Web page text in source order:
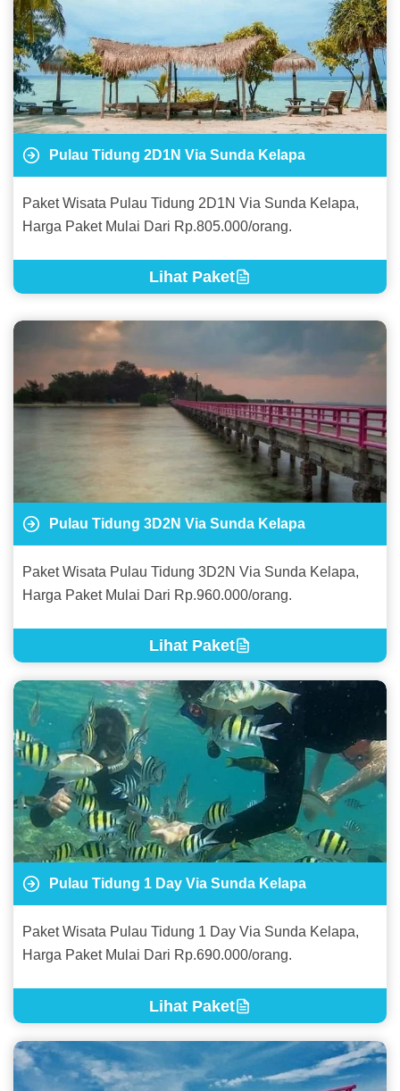
Pulau Tidung 2D1N Via Sunda Kelapa
Paket Wisata Pulau Tidung 2D1N Via Sunda Kelapa,
Harga Paket Mulai Dari Rp.805.000/orang.
Lihat Paket
Pulau Tidung 3D2N Via Sunda Kelapa
Paket Wisata Pulau Tidung 3D2N Via Sunda Kelapa,
Harga Paket Mulai Dari Rp.960.000/orang.
Lihat Paket
Pulau Tidung 1 Day Via Sunda Kelapa
Paket Wisata Pulau Tidung 1 Day Via Sunda Kelapa,
Harga Paket Mulai Dari Rp.690.000/orang.
Lihat Paket